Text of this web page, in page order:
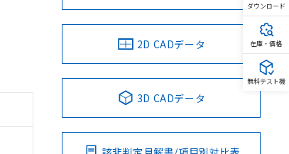
2D CADデータ
3D CADデータ
ダウンロード
在庫・価格
無料テスト機